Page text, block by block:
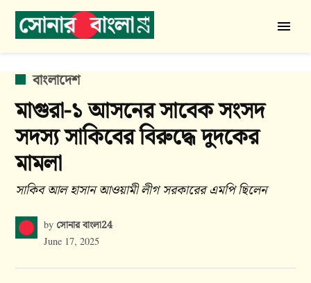
Skip
বাংলা
24
POSTED
বাংলাদেশ
মাগুরা-১ আসনের সাবেক সংসদ
সদস্য সাকিবের বিরুদ্ধে দুদকের
মামলা
সাকিব আল হাসান আওয়ামী লীগ সরকারের এমপি ছিলেন
by সোনার বাংলা24
June 17, 2025